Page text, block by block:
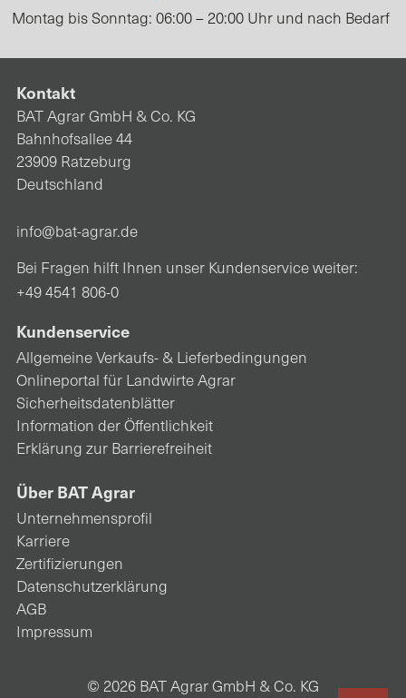
Montag bis Sonntag: 06:00 – 20:00 Uhr und nach Bedarf
Kontakt
BAT Agrar GmbH & Co. KG
Bahnhofsallee 44
23909 Ratzeburg
Deutschland
info@bat-agrar.de
Bei Fragen hilft Ihnen unser Kundenservice weiter:
+49 4541 806-0
Kundenservice
Allgemeine Verkaufs- & Lieferbedingungen
Onlineportal für Landwirte Agrar
Sicherheitsdatenblätter
Information der Öffentlichkeit
Erklärung zur Barrierefreiheit
Über BAT Agrar
Unternehmensprofil
Karriere
Zertifizierungen
Datenschutzerklärung
AGB
Impressum
© 2026 BAT Agrar GmbH & Co. KG